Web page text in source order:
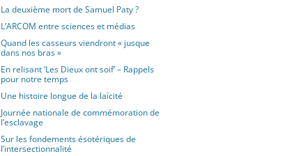
La deuxième mort de Samuel Paty ?
L’ARCOM entre sciences et médias
Quand les casseurs viendront « jusque
dans nos bras »
En relisant ‘Les Dieux ont soif’ – Rappels
pour notre temps
Une histoire longue de la laïcité
Journée nationale de commémoration de
l’esclavage
Sur les fondements ésotériques de
l’intersectionnalité